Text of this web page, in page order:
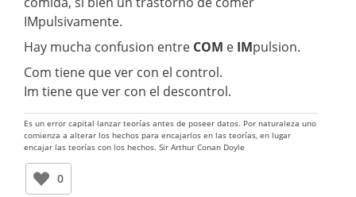
IMpulsivamente.
Hay mucha confusion entre COM e IMpulsion.
Com tiene que ver con el control.
Im tiene que ver con el descontrol.
Es un error capital lanzar teorías antes de poseer datos. Por naturaleza uno
comienza a alterar los hechos para encajarlos en las teorías, en lugar
encajar las teorías con los hechos. Sir Arthur Conan Doyle
0